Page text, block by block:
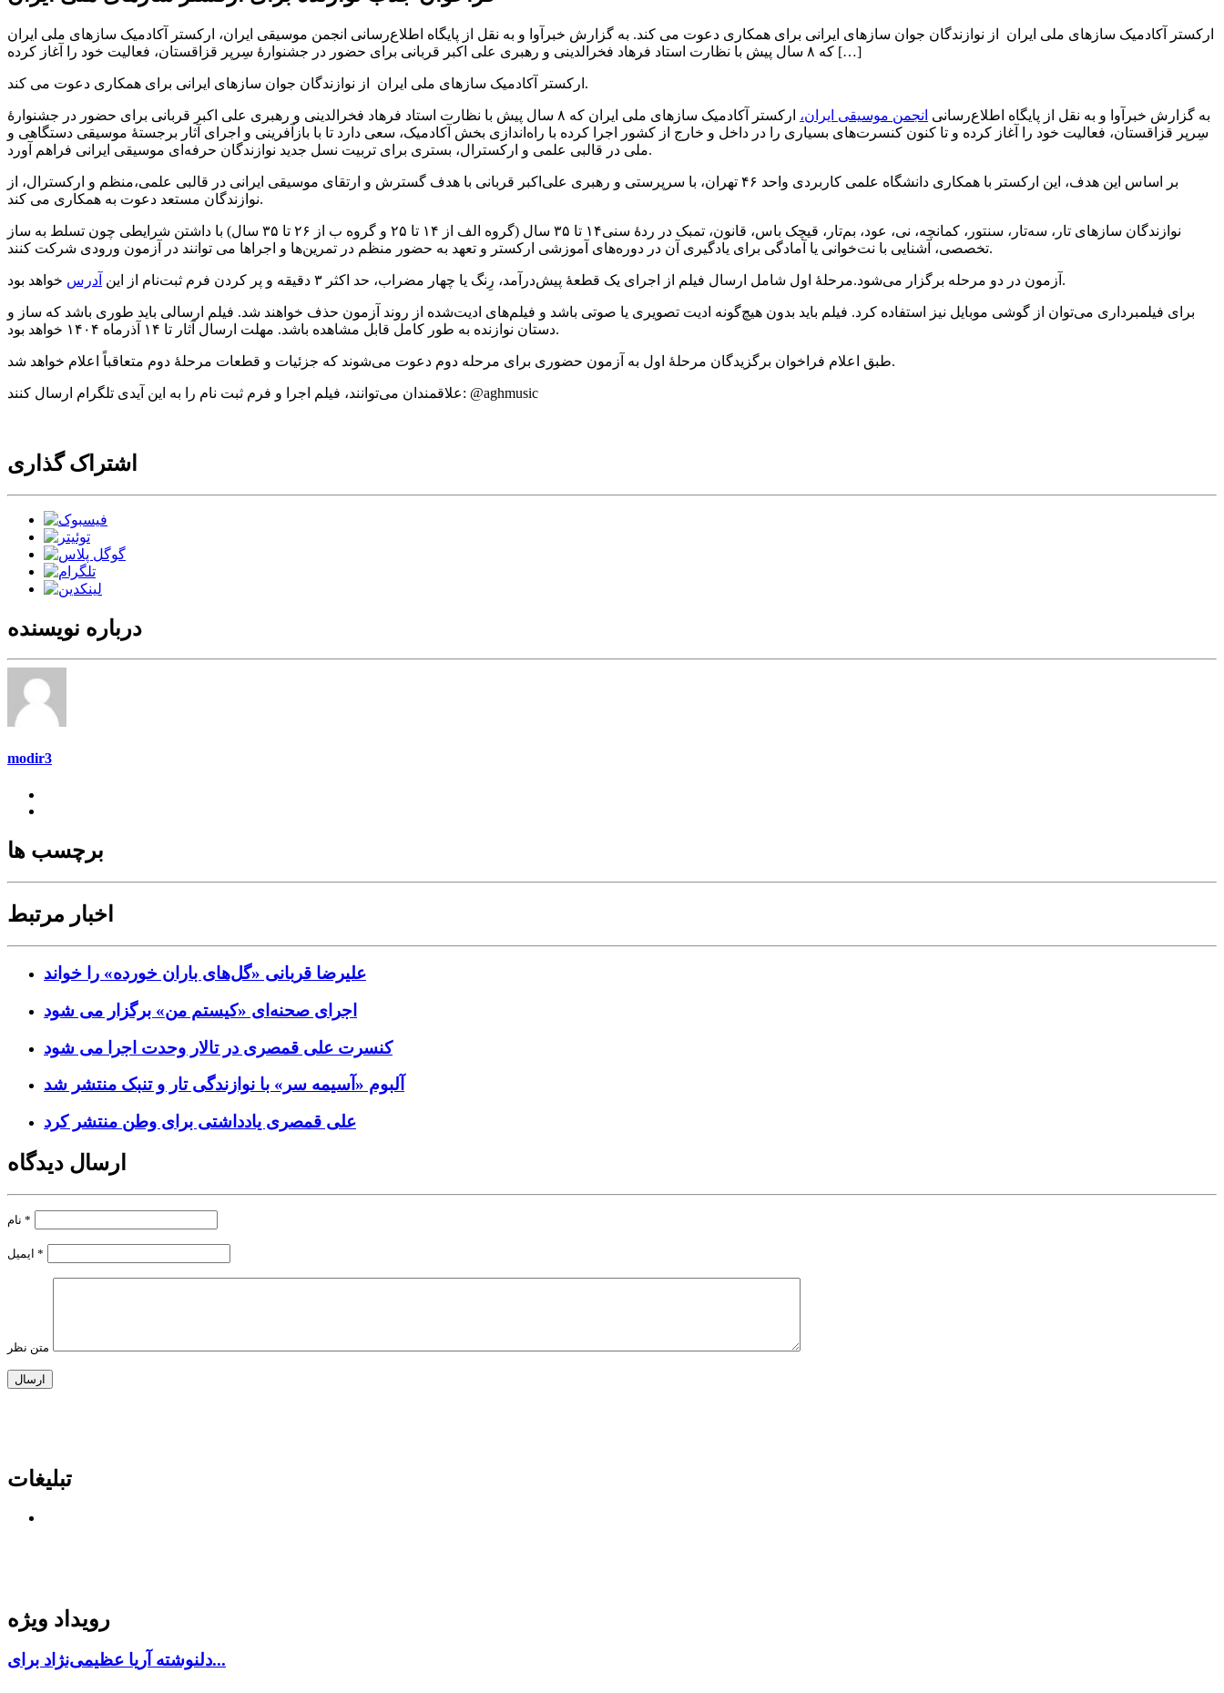
ارکستر آکادمیک سازهای ملی ایران از نوازندگان جوان سازهای ایرانی برای همکاری دعوت می کند. به گزارش خبرآوا و به نقل از پایگاه اطلاع‌رسانی انجمن موسیقی ایران، ارکستر آکادمیک سازهای ملی ایران
که ۸ سال پیش با نظارت استاد فرهاد فخرالدینی و رهبری علی اکبر قربانی برای حضور در جشنوارۀ سِرپر قزاقستان، فعالیت خود را آغاز کرده […]
ارکستر آکادمیک سازهای ملی ایران از نوازندگان جوان سازهای ایرانی برای همکاری دعوت می کند.
به گزارش خبرآوا و به نقل از پایگاه اطلاع‌رسانی انجمن موسیقی ایران،
ارکستر آکادمیک سازهای ملی ایران که ۸ سال پیش با نظارت استاد فرهاد فخرالدینی و رهبری علی اکبر قربانی برای حضور در جشنوارۀ
سِرپر قزاقستان، فعالیت خود را آغاز کرده و تا کنون کنسرت‌های بسیاری را در داخل و خارج از کشور اجرا کرده با راه‌اندازی بخش آکادمیک، سعی دارد تا با بازآفرینی و اجرای آثار برجستۀ موسیقی دستگاهی و
ملی در قالبی علمی و ارکسترال، بستری برای تربیت نسل جدید نوازندگان حرفه‌ای موسیقی ایرانی فراهم آورد.
بر اساس این هدف، این ارکستر با همکاری دانشگاه علمی کاربردی واحد ۴۶ تهران، با سرپرستی و رهبری علی‌اکبر قربانی با هدف گسترش و ارتقای موسیقی ایرانی در قالبی علمی،منظم و ارکسترال، از
نوازندگان مستعد دعوت به همکاری می کند.
نوازندگان سازهای تار، سه‌تار، سنتور، کمانچه، نی، عود، بم‌تار، قیچک باس، قانون، تمبک در ردۀ سنی۱۴ تا ۳۵ سال (گروه الف از ۱۴ تا ۲۵ و گروه ب از ۲۶ تا ۳۵ سال) با داشتن شرایطی چون تسلط به ساز
تخصصی، آشنایی با نت‌خوانی یا آمادگی برای یادگیری آن در دوره‌های آموزشی ارکستر و تعهد به حضور منظم در تمرین‌ها و اجراها می توانند در آزمون ورودی شرکت کنند.
آزمون در دو مرحله برگزار می‌شود.مرحلۀ اول شامل ارسال فیلم از اجرای یک قطعۀ پیش‌درآمد، رِنگ یا چهار مضراب، حد اکثر ۳ دقیقه و پر کردن فرم ثبت‌نام از این آدرس خواهد بود.
برای فیلمبرداری می‌توان از گوشی موبایل نیز استفاده کرد. فیلم باید بدون هیچ‌گونه ادیت تصویری یا صوتی باشد و فیلم‌های ادیت‌شده از روند آزمون حذف خواهند شد. فیلم ارسالی باید طوری باشد که ساز و
دستان نوازنده به طور کامل قابل مشاهده باشد. مهلت ارسال آثار تا ۱۴ آذرماه ۱۴۰۴ خواهد بود.
طبق اعلام فراخوان برگزیدگان مرحلۀ اول به آزمون حضوری برای مرحله دوم دعوت می‌شوند که جزئیات و قطعات مرحلۀ دوم متعاقباً اعلام خواهد شد.
علاقمندان می‌توانند، فیلم اجرا و فرم ثبت نام را به این آیدی تلگرام ارسال کنند: @aghmusic
اشتراک گذاری
درباره نویسنده
modir3
برچسب ها
اخبار مرتبط
علیرضا قربانی «گل‌های باران خورده» را خواند
اجرای صحنه‌ای «کیستم من» برگزار می شود
کنسرت علی قمصری در تالار وحدت اجرا می شود
آلبوم «آسیمه سر» با نوازندگی تار و تنبک منتشر شد
علی قمصری یادداشتی برای وطن منتشر کرد
ارسال دیدگاه
*
*
متن نظر
تبلیغات
رویداد ویژه
دلنوشته آریا عظیمی‌نژاد برای...